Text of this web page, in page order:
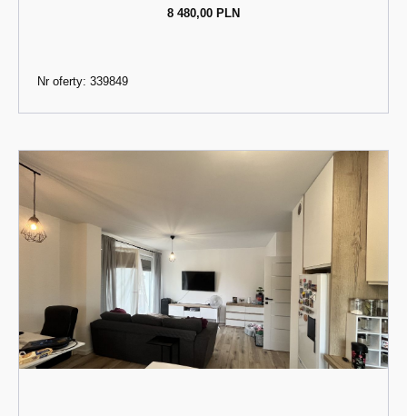
8 480,00 PLN
Nr oferty: 339849